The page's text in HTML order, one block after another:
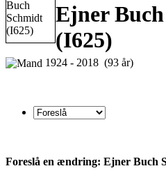
Ejner
(I625)
1924 - 2018 (93 år)
Foreslå en ændring: Ejner Buch